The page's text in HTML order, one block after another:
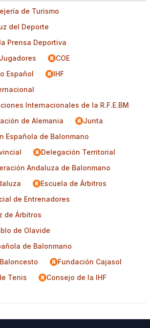
de Turismo
del Deporte
Prensa Deportiva
COE
Español
IHF
Internacionales de la R.F.E.BM
de Alemania
Junta
Española de Balonmano
Delegación Territorial
Andaluza de Balonmano
Escuela de Árbitros
de Entrenadores
de Árbitros
de Olavide
de Balonmano
Fundación Cajasol
Tenis
Consejo de la IHF